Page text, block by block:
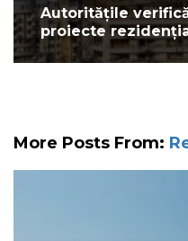
Autoritățile
proiecte
More Posts From: